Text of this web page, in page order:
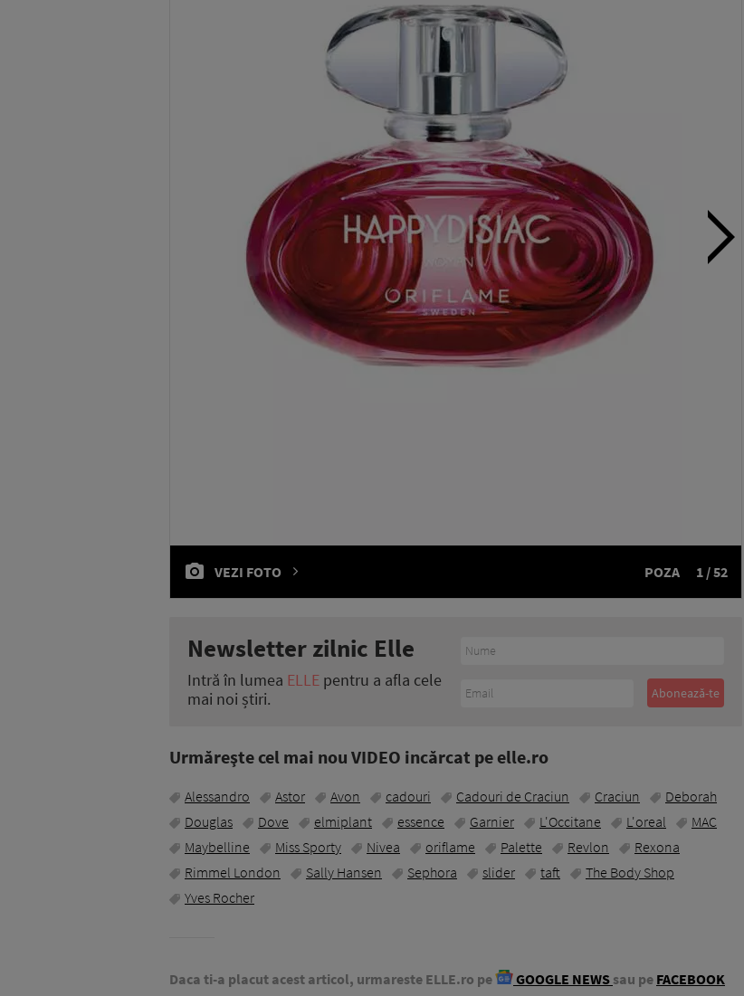
VEZI FOTO POZA 1 / 52
Newsletter zilnic Elle
Intră în lumea ELLE pentru a afla cele
mai noi știri.
Urmăreşte cel mai nou VIDEO incărcat pe elle.ro
Alessandro Astor Avon cadouri Cadouri de Craciun Craciun
Deborah
Douglas
Dove elmiplant essence Garnier L'Occitane L'oreal
MAC
Maybelline
Miss Sporty Nivea oriflame Palette Revlon
Rexona
Rimmel London
Sally Hansen Sephora slider taft
The Body Shop
Yves Rocher
Daca ti-a placut acest articol, urmareste ELLE.ro pe GOOGLE NEWS sau pe FACEBOOK